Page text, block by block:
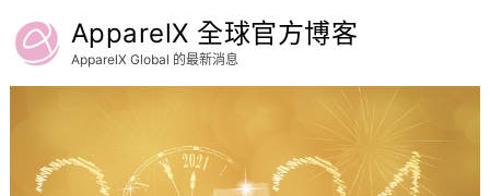
ApparelX 全球官方博客
ApparelX Global 的最新消息